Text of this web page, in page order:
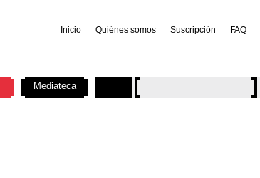
Inicio Quiénes somos Suscripción FAQ
Mediateca